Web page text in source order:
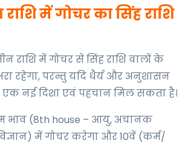
में गोचर का सिंह राशि
राशि में गोचर से सिंह राशि वालों के
रहेगा, परन्तु यदि धैर्य और अनुशासन
नई दिशा एवं पहचान मिल सकता है।
भाव (8th house – आयु, अचानक
में गोचर करेगा और 10वें (कर्म/